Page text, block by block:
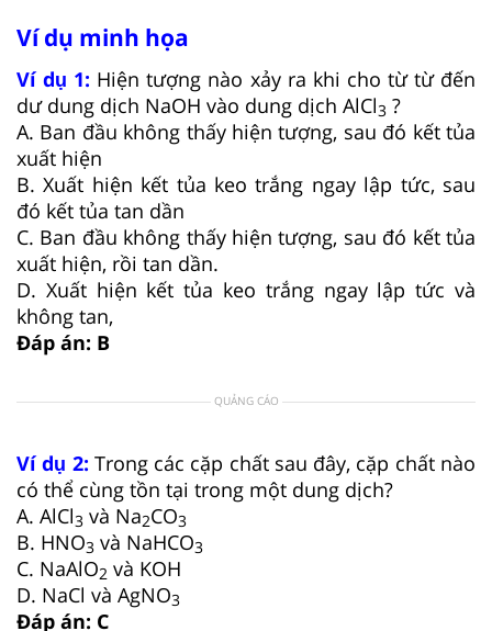
Ví dụ minh họa
Ví dụ 1: Hiện tượng nào xảy ra khi cho từ từ đến
dư dung dịch NaOH vào dung dịch AlCl3 ?
A. Ban đầu không thấy hiện tượng, sau đó kết tủa
xuất hiện
B. Xuất hiện kết tủa keo trắng ngay lập tức, sau
đó kết tủa tan dần
C. Ban đầu không thấy hiện tượng, sau đó kết tủa
xuất hiện, rồi tan dần.
D. Xuất hiện kết tủa keo trắng ngay lập tức và
không tan,
Đáp án: B
QUẢNG CÁO
Ví dụ 2: Trong các cặp chất sau đây, cặp chất nào
có thể cùng tồn tại trong một dung dịch?
A. AlCl3 và Na2CO3
B. HNO3 và NaHCO3
C. NaAlO2 và KOH
D. NaCl và AgNO3
Đáp án: C